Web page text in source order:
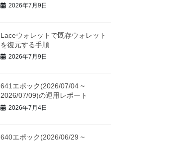
2026年7月9日
Laceウォレットで既存ウォレット
を復元する手順
2026年7月9日
641エポック(2026/07/04 ~
2026/07/09)の運用レポート
2026年7月4日
640エポック(2026/06/29 ~